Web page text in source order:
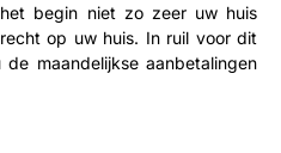
begin niet zo zeer uw huis
op uw huis. In ruil voor dit
maandelijkse aanbetalingen